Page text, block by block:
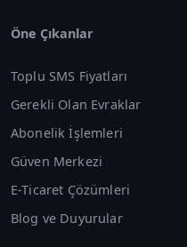
Öne Çıkanlar
Toplu SMS Fiyatları
Gerekli Olan Evraklar
Abonelik İşlemleri
Güven Merkezi
E-Ticaret Çözümleri
Blog ve Duyurular